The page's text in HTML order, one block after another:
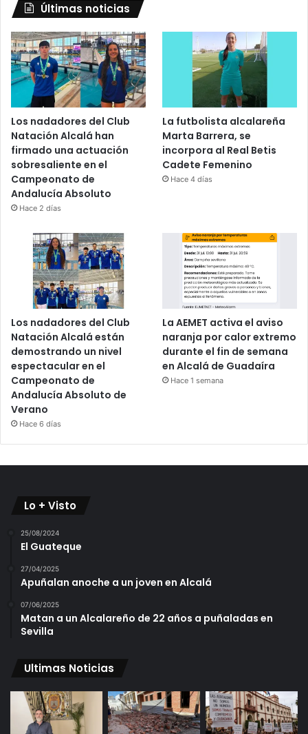
Últimas noticias
Los nadadores del Club
Natación Alcalá han
firmado una actuación
sobresaliente en el
Campeonato de
Andalucía Absoluto
Hace 2 días
La futbolista alcalareña
Marta Barrera, se
incorpora al Real Betis
Cadete Femenino
Hace 4 días
Los nadadores del Club
Natación Alcalá están
demostrando un nivel
espectacular en el
Campeonato de
Andalucía Absoluto de
Verano
Hace 6 días
La AEMET activa el aviso
naranja por calor extremo
durante el fin de semana
en Alcalá de Guadaíra
Hace 1 semana
Lo + Visto
25/08/2024
El Guateque
27/04/2025
Apuñalan anoche a un joven en Alcalá
07/06/2025
Matan a un Alcalareño de 22 años a puñaladas en
Sevilla
Ultimas Noticias